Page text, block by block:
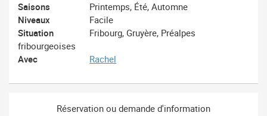
Saisons
Printemps, Été, Automne
Niveaux
Facile
Situation
Fribourg, Gruyère, Préalpes
fribourgeoises
Avec
Rachel
Réservation ou demande d'information